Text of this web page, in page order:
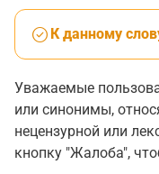
К данному
Уважаемые
или синонимы,
нецензурной или
кнопку "Жалоба",